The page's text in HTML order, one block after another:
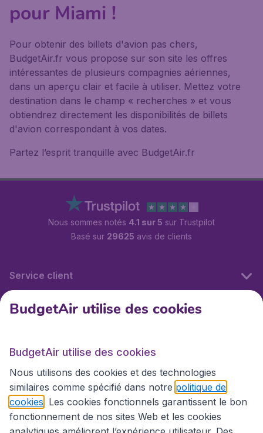
pour Miami !
Pour obtenir des billets d'avion pas chers,
BudgetAir.fr vous propose sur son site les offres
intéressantes de plusieurs compagnies aériennes,
dans un aperçu clair et facile à utiliser. Mettez votre
destination dans le champ « recherches » et vous
obtiendrez directement les disponibilités de billets
d'avion correspondant à vos dates.
Partez l’esprit tranquille avec BudgetAir.fr
Nous sommes notés 4.1 sur 5 sur Trustpilot
Basé sur 29625 avis de clients
Service client
BudgetAir.fr
Sites internationaux
BudgetAir utilise des cookies
BudgetAir utilise des cookies
Nous utilisons des cookies et des technologies
similaires comme spécifié dans notre politique de
cookies . Les cookies fonctionnels garantissent le bon
fonctionnement de nos sites Web et les cookies